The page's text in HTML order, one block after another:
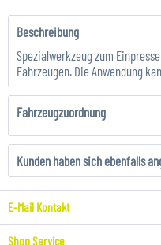
Beschreibung
Spezialwerkzeug zum
Fahrzeugen. Die Anwendung
Fahrzeugzuordnung
Kunden haben sich ebenfalls
E-Mail Kontakt
Shop Service